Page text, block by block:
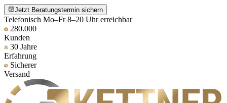
Jetzt Beratungstermin sichern
Telefonisch Mo–Fr 8–20 Uhr erreichbar
280.000
Kunden
30 Jahre
Erfahrung
Sicherer
Versand